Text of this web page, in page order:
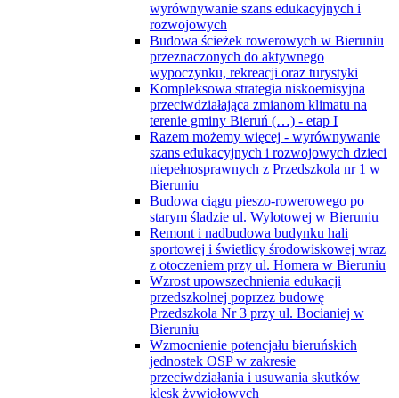
wyrównywanie szans edukacyjnych i
rozwojowych
Budowa ścieżek rowerowych w Bieruniu
przeznaczonych do aktywnego
wypoczynku, rekreacji oraz turystyki
Kompleksowa strategia niskoemisyjna
przeciwdziałająca zmianom klimatu na
terenie gminy Bieruń (…) - etap I
Razem możemy więcej - wyrównywanie
szans edukacyjnych i rozwojowych dzieci
niepełnosprawnych z Przedszkola nr 1 w
Bieruniu
Budowa ciągu pieszo-rowerowego po
starym śladzie ul. Wylotowej w Bieruniu
Remont i nadbudowa budynku hali
sportowej i świetlicy środowiskowej wraz
z otoczeniem przy ul. Homera w Bieruniu
Wzrost upowszechnienia edukacji
przedszkolnej poprzez budowę
Przedszkola Nr 3 przy ul. Bocianiej w
Bieruniu
Wzmocnienie potencjału bieruńskich
jednostek OSP w zakresie
przeciwdziałania i usuwania skutków
klęsk żywiołowych